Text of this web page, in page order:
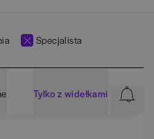
Specjalista
Tylko z widełkami